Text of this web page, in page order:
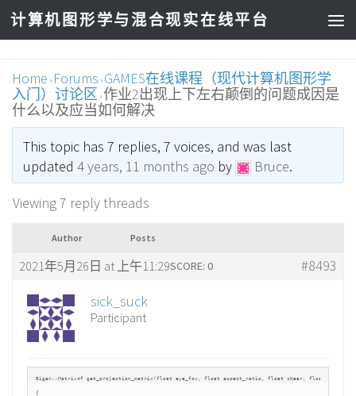
计算机图形学与混合现实在线平台
Home › Forums › GAMES在线课程（现代计算机图形学
入门）讨论区 › 作业2出现上下左右颠倒的问题成因是
什么以及应当如何解决
This topic has 7 replies, 7 voices, and was last
updated 4 years, 11 months ago by Bruce.
Viewing 7 reply threads
Author Posts
2021年5月26日 at 上午11:29 #8493
SCORE: 0
sick_suck
Participant
Eigen::Matrix4f get_projection_matrix(float eye_fov, float aspect_ratio, float zNear, float zFar)
{